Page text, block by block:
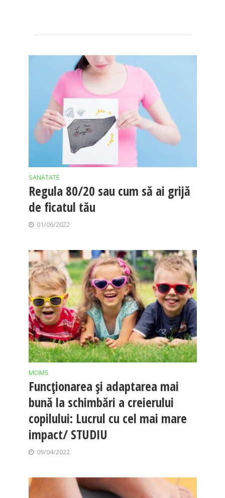
SANATATE
Regula 80/20 sau cum să ai grijă
de ficatul tău
01/06/2022
MOMS
Funcționarea și adaptarea mai
bună la schimbări a creierului
copilului: Lucrul cu cel mai mare
impact/ STUDIU
09/04/2022